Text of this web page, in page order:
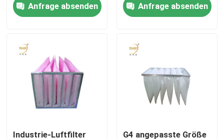
Qualitätskontrolle
Tiefer Filter der Falten-HEPA
Vor Luftfilter
FFU-Einheit
Anfrage absenden
Anfrage absenden
Industrie-Luftfilter G4 angepasste Größe